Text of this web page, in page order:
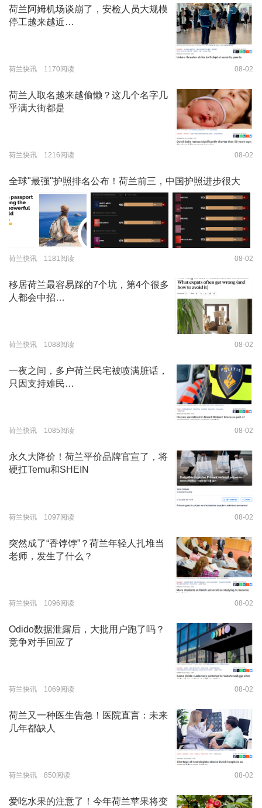
荷兰阿姆机场谈崩了，安检人员大规模
停工越来越近…
荷兰快讯 1170阅读 08-02
荷兰人取名越来越偷懒？这几个名字几
乎满大街都是
荷兰快讯 1216阅读 08-02
全球"最强"护照排名公布！荷兰前三，中国护照进步很大
荷兰快讯 1181阅读 08-02
移居荷兰最容易踩的7个坑，第4个很多
人都会中招…
荷兰快讯 1088阅读 08-02
一夜之间，多户荷兰民宅被喷满脏话，
只因支持难民…
荷兰快讯 1085阅读 08-02
永久大降价！荷兰平价品牌官宣了，将
硬扛Temu和SHEIN
荷兰快讯 1097阅读 08-02
突然成了“香饽饽”？荷兰年轻人扎堆当
老师，发生了什么？
荷兰快讯 1096阅读 08-02
Odido数据泄露后，大批用户跑了吗？
竞争对手回应了
荷兰快讯 1069阅读 08-02
荷兰又一种医生告急！医院直言：未来
几年都缺人
荷兰快讯 850阅读 08-02
爱吃水果的注意了！今年荷兰苹果将变